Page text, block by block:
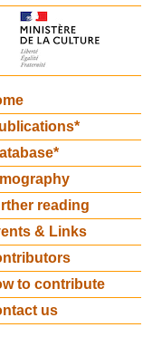
reading
& Links
to contribute
us